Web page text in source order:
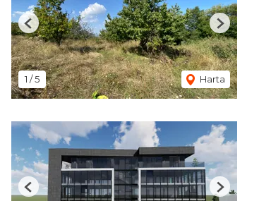
1 /5 Harta
Previous Next
Previous Next